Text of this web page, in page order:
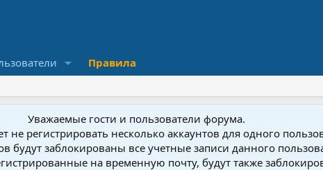
Правила
Уважаемые гости и пользователи форума.
не регистрировать несколько аккаунтов для одного
будут заблокированы все учетные записи данного
на временную почту, будут также